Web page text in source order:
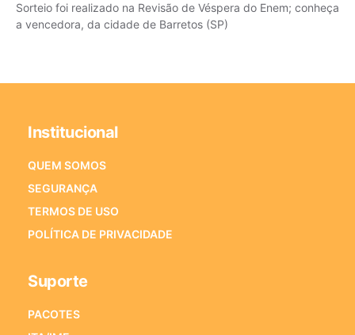
Sorteio foi realizado na Revisão de Véspera do Enem; conheça
a vencedora, da cidade de Barretos (SP)
Institucional
QUEM SOMOS
SEGURANÇA
TERMOS DE USO
POLÍTICA DE PRIVACIDADE
Suporte
PACOTES